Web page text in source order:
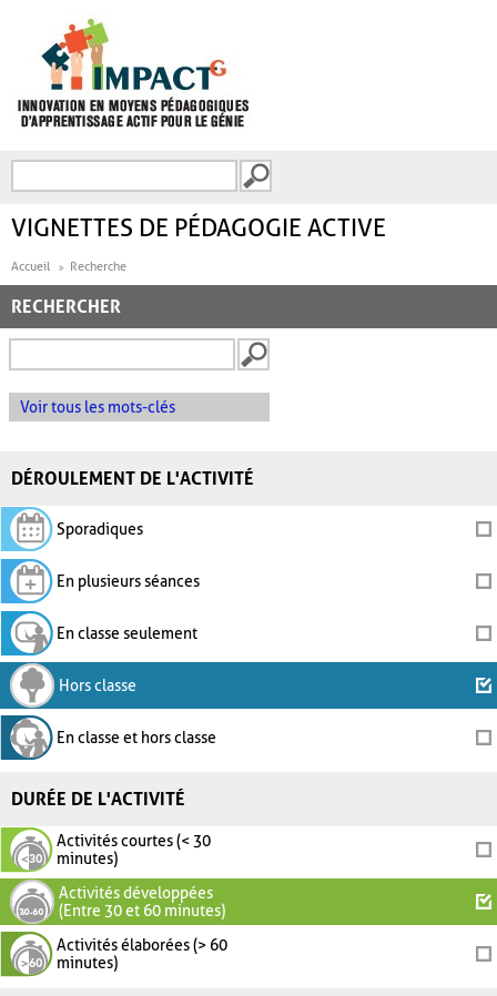
FORMULAIRE DE
VIGNETTES DE PÉDAGOGIE ACTIVE
Accueil Recherche
RECHERCHER
Voir tous les mots-clés
DÉROULEMENT DE L'ACTIVITÉ
Sporadiques
En plusieurs séances
En classe seulement
Hors classe
En classe et hors classe
DURÉE DE L'ACTIVITÉ
Activités courtes (< 30
minutes)
Activités développées
(Entre 30 et 60 minutes)
Activités élaborées (> 60
minutes)